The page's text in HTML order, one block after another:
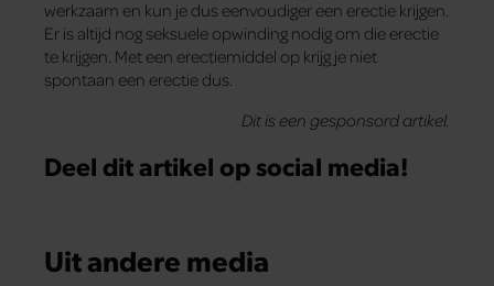
werkzaam en kun je dus eenvoudiger een erectie krijgen.
Er is altijd nog seksuele opwinding nodig om die erectie
te krijgen. Met een erectiemiddel op krijg je niet
spontaan een erectie dus.
Dit is een gesponsord artikel.
Deel dit artikel op social media!
Uit andere media